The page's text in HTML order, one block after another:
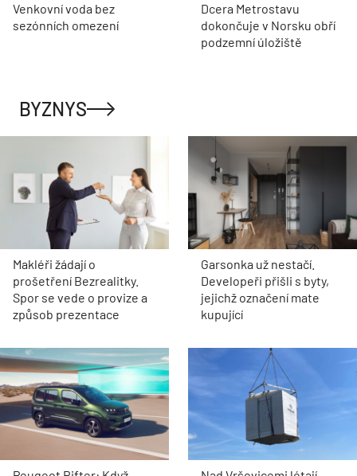
Venkovní voda bez
sezónních omezení
Dcera Metrostavu
dokončuje v Norsku obří
podzemní úložiště
BYZNYS
Makléři žádají o
prošetření Bezrealitky.
Spor se vede o provize a
způsob prezentace
Garsonka už nestačí.
Developeři přišli s byty,
jejichž označení mate
kupující